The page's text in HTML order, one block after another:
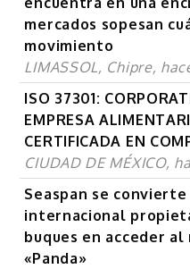
mercados sopesan
movimiento
LIMASSOL, Chipre,
ISO 37301:
EMPRESA
CERTIFICADA EN
CIUDAD DE MÉXICO,
Seaspan se
internacional
buques en acceder
«Panda»